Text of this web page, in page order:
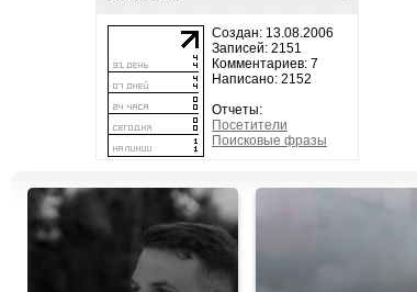
Создан: 13.08.2006
Записей: 2151
Комментариев: 7
Написано: 2152
Отчеты:
Посетители
Поисковые фразы